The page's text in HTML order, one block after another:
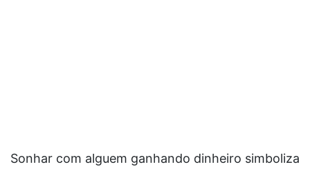
Sonhar com alguem ganhando dinheiro simboliza